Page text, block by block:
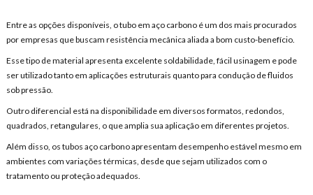
Entre as opções disponíveis, o tubo em aço carbono é um dos mais procurados
por empresas que buscam resistência mecânica aliada a bom custo-benefício.
Esse tipo de material apresenta excelente soldabilidade, fácil usinagem e pode
ser utilizado tanto em aplicações estruturais quanto para condução de fluidos
sob pressão.
Outro diferencial está na disponibilidade em diversos formatos, redondos,
quadrados, retangulares, o que amplia sua aplicação em diferentes projetos.
Além disso, os tubos aço carbono apresentam desempenho estável mesmo em
ambientes com variações térmicas, desde que sejam utilizados com o
tratamento ou proteção adequados.